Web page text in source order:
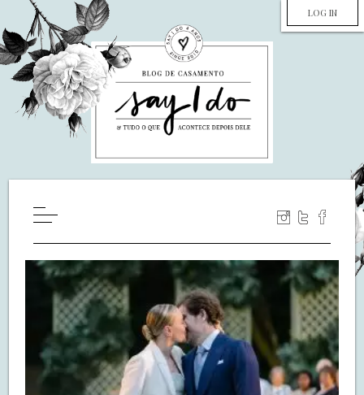
LOG IN
WILL YOU MARRY ME?
LUA DE MEL
COZINHA
DECORAÇÃO
DE NOIVA PRA NOIVA
S.O.S CASADAS